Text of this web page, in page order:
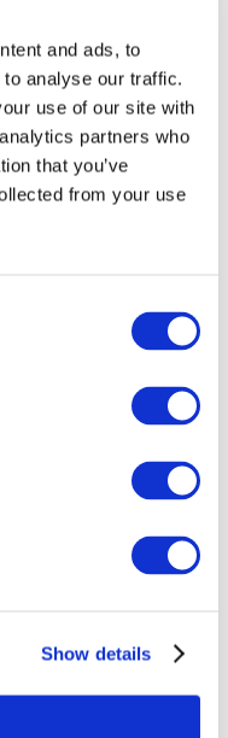
and ads, to
analyse our traffic.
use of our site with
partners who
that you’ve
from your use
Show details
Все